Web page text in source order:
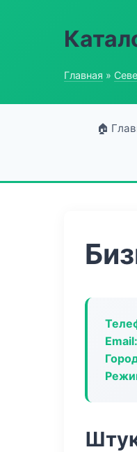
Главная »
🏠
Email: